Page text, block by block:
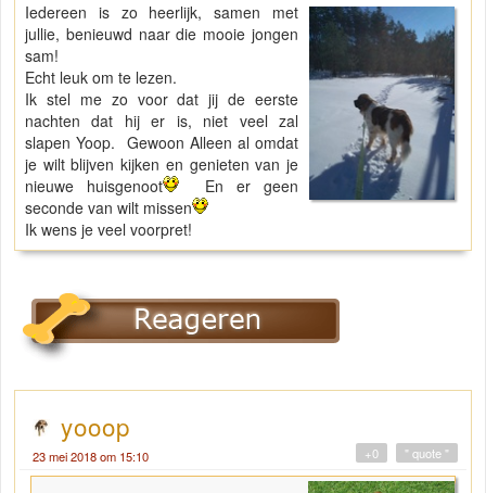
Iedereen is zo heerlijk, samen met
jullie, benieuwd naar die mooie jongen
sam!
Echt leuk om te lezen.
Ik stel me zo voor dat jij de eerste
nachten dat hij er is, niet veel zal
slapen Yoop. Gewoon Alleen al omdat
je wilt blijven kijken en genieten van je
nieuwe huisgenoot
En er geen
seconde van wilt missen
Ik wens je veel voorpret!
yooop
23 mei 2018 om 15:10 " quote "
+0